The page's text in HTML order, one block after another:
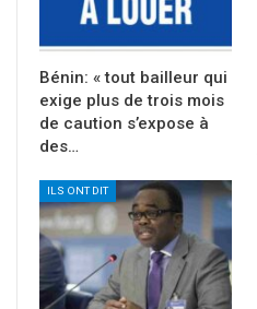
Bénin: « tout bailleur qui
exige plus de trois mois
de caution s’expose à
des…
ILS ONT DIT